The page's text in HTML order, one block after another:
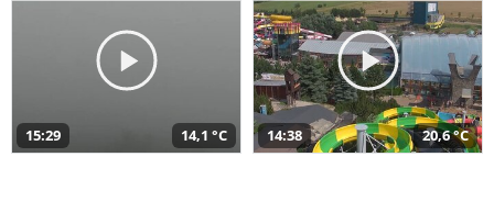
15:29 14,1 °C 14:38 20,6 °C